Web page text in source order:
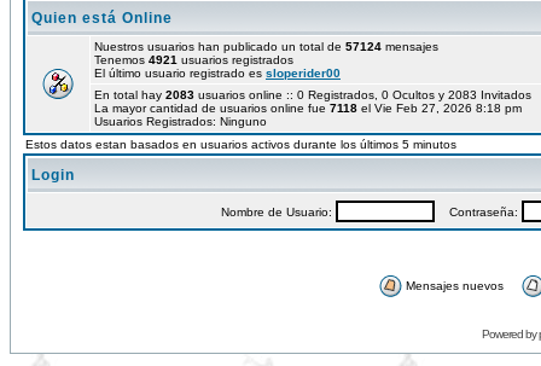
Quien está Online
Nuestros usuarios han publicado un total de 57124 mensajes
Tenemos 4921 usuarios registrados
El último usuario registrado es sloperider00
En total hay 2083 usuarios online :: 0 Registrados, 0 Ocultos y 2083
La mayor cantidad de usuarios online fue 7118 el Vie Feb 27, 2026 8:18 pm
Usuarios Registrados: Ninguno
Estos datos estan basados en usuarios activos durante los últimos 5 minutos
Login
Nombre de Usuario: Contraseña:
Mensajes nuevos
Powered by